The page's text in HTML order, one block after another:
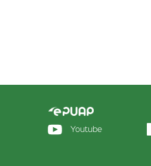
stopka
sekcja
Youtube